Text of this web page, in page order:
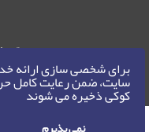
برای شخصی سازی ارائه
سایت، ضمن رعایت کامل
کوکی ذخیره می شوند
حقوق